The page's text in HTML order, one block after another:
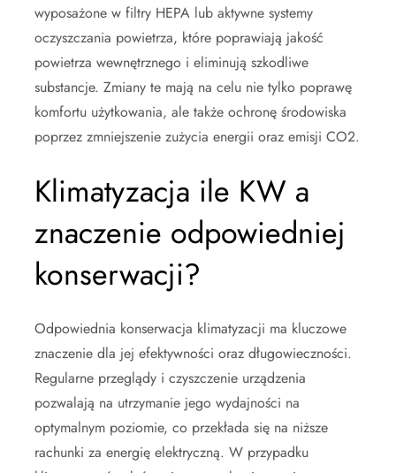
wyposażone w filtry HEPA lub aktywne systemy
oczyszczania powietrza, które poprawiają jakość
powietrza wewnętrznego i eliminują szkodliwe
substancje. Zmiany te mają na celu nie tylko poprawę
komfortu użytkowania, ale także ochronę środowiska
poprzez zmniejszenie zużycia energii oraz emisji CO2.
Klimatyzacja ile KW a
znaczenie odpowiedniej
konserwacji?
Odpowiednia konserwacja klimatyzacji ma kluczowe
znaczenie dla jej efektywności oraz długowieczności.
Regularne przeglądy i czyszczenie urządzenia
pozwalają na utrzymanie jego wydajności na
optymalnym poziomie, co przekłada się na niższe
rachunki za energię elektryczną. W przypadku